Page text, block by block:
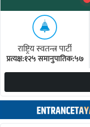
राष्ट्रिय स्वतन्त्र पार्टी
प्रत्यक्ष:१२५ समानुपातिक:५७